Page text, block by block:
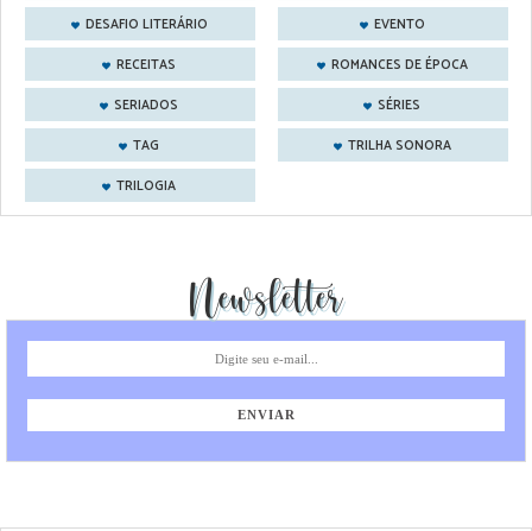
DESAFIO LITERÁRIO
EVENTO
RECEITAS
ROMANCES DE ÉPOCA
SERIADOS
SÉRIES
TAG
TRILHA SONORA
TRILOGIA
Newsletter